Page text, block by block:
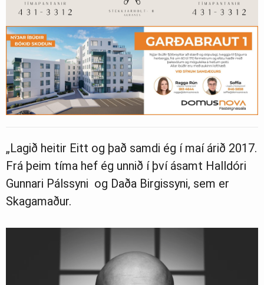
„Lagið heitir Eitt og það samdi ég í maí árið 2017.
Frá þeim tíma hef ég unnið í því ásamt Halldóri
Gunnari Pálssyni og Daða Birgissyni, sem er
Skagamaður.